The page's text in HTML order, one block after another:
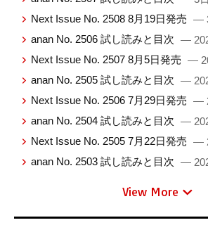
Next Issue No. 2508 8月19日発売 —
anan No. 2506 試し読みと目次 —
Next Issue No. 2507 8月5日発売 —
anan No. 2505 試し読みと目次 —
Next Issue No. 2506 7月29日発売 —
anan No. 2504 試し読みと目次 —
Next Issue No. 2505 7月22日発売 —
anan No. 2503 試し読みと目次 —
View More